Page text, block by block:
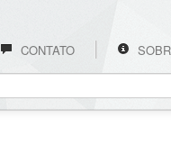
CONTATO